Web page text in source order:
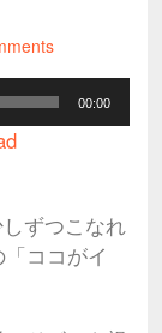
00:00
ずつこなれ
ココがイ